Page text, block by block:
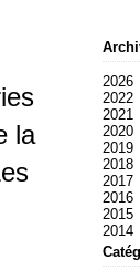
la
2026
2022
2021
2020
2019
2018
2017
2016
2015
2014